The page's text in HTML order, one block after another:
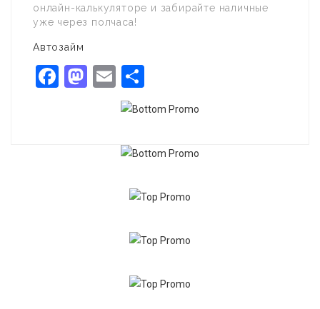
онлайн-калькуляторе и забирайте наличные
уже через полчаса!
Автозайм
Facebook
Mastodon
Email